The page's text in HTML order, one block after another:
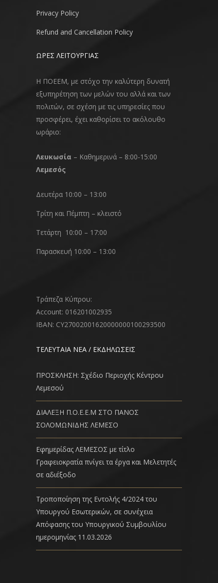
Privacy Policy
Refund and Cancellation Policy
ΩΡΕΣ ΛΕΙΤΟΥΡΓΙΑΣ
Η ΠΟΕΕΜ, με στόχο την καλύτερη δυνατή
εξυπηρέτηση των μελών του αλλά και των
πολιτών, σε σχέση με τις υπηρεσίες που
προσφέρει, έχει καθορίσει το ακόλουθο
ωράριο:
Λευκωσία – Καθημερινά – 8:00-15:00
Λεμεσός
Δευτέρα 10:00 – 13:00
Τρίτη και Πέμπτη – κλειστό
Τετάρτη 10:00 – 17:00
Παρασκευή 10:00 – 13:00
Τράπεζα Κύπρου:
Account: 016201002935
IBAN: CY27002001620000000100293500
ΤΕΛΕΥΤΑΙΑ ΝΕΑ / ΕΚΔΗΛΩΣΕΙΣ
ΠΡΟΣΚΛΗΣΗ: Σχέδιο Περιοχής Κέντρου
Λεμεσού
ΔΙΑΛΕΞΗ Π.Ο.Ε.Ε.Μ ΣΤΟ ΠΑΝΟΣ
ΣΟΛΟΜΩΝΙΔΗΣ ΛΕΜΕΣΟ
Εφημερίδας ΛΕΜΕΣΟΣ με τίτλο
Γραφειοκρατία πνίγει τα έργα και Μελετητές
σε αδιέξοδο
Τροποποίηση της Εντολής 4/2024 του
Υπουργού Εσωτερικών, σε συνέχεια
Απόφασης του Υπουργικού Συμβουλίου
ημερομηνίας 11.03.2026